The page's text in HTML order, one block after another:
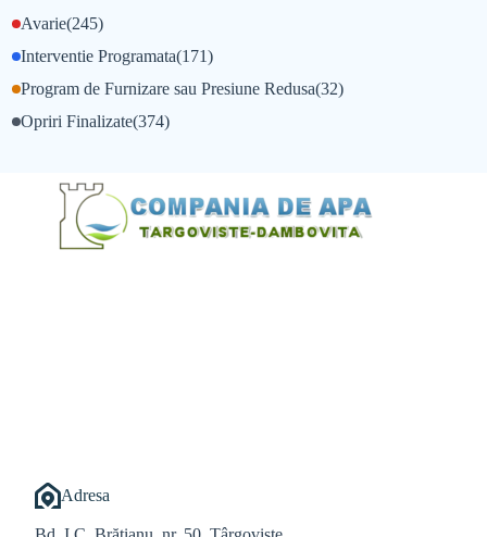
Avarie(245)
Interventie Programata(171)
Opriri Finalizate(374)
Program de Furnizare sau Presiune Redusa(32)
Adresa